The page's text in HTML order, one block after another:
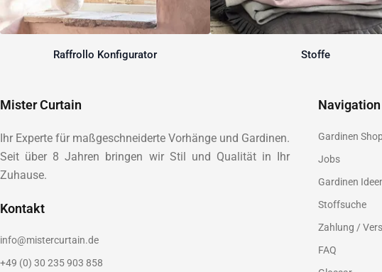
Raffrollo Konfigurator Stoffe
Mister Curtain
Ihr Experte für maßgeschneiderte Vorhänge und Gardinen.
Seit über 8 Jahren bringen wir Stil und Qualität in Ihr
Zuhause.
Kontakt
info@mistercurtain.de
+49 (0) 30 235 903 858
Navigation
Gardinen Shop
Jobs
Gardinen
Stoffsuche
Zahlung /
FAQ